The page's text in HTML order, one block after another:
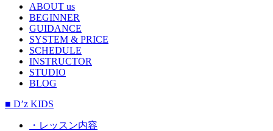
ABOUT us
BEGINNER
GUIDANCE
SYSTEM & PRICE
SCHEDULE
INSTRUCTOR
STUDIO
BLOG
■ D’z KIDS
・レッスン内容